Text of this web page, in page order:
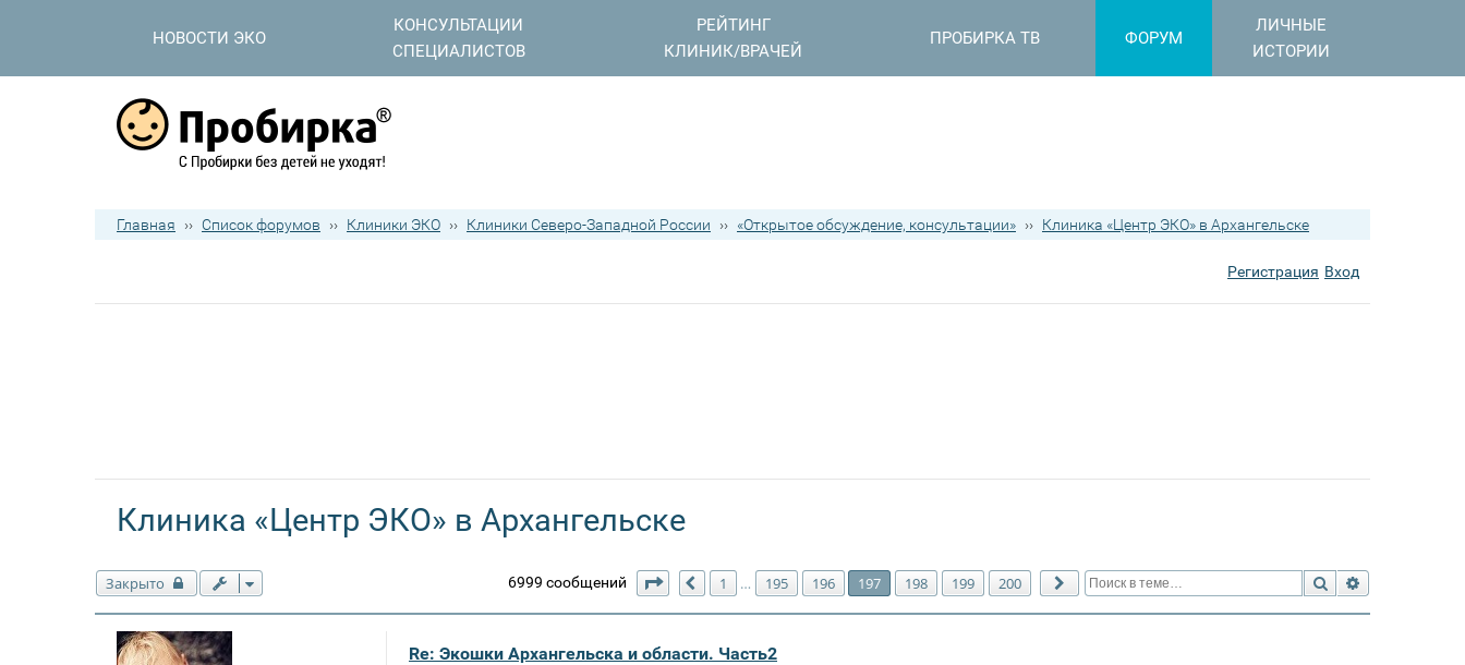
НОВОСТИ ЭКО
КОНСУЛЬТАЦИИ
СПЕЦИАЛИСТОВ
РЕЙТИНГ
КЛИНИК/ВРАЧЕЙ
ПРОБИРКА ТВ ФОРУМ
ЛИЧНЫЕ
ИСТОРИИ
Главная ›› Список форумов ›› Клиники ЭКО ›› Клиники Северо-Западной России ›› «Открытое обсуждение, консультации» ›› Клиника «Центр ЭКО» в Архангельске
Регистрация Вход
Клиника «Центр ЭКО» в Архангельске
Закрыто Поиск
6999 сообщений Страница 197 из200
Пред.
1 … 195 196 197 198 199 200 След.
Re: Экошки Архангельска и области. Часть2